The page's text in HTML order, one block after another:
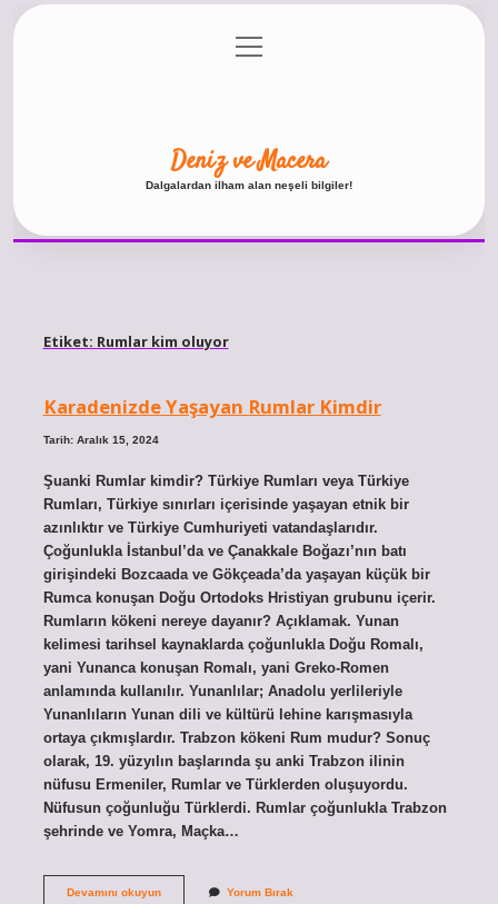
Gizlilik Politikası
menüyü
aç
Deniz ve Macera
Dalgalardan ilham alan neşeli bilgiler!
Etiket: Rumlar kim oluyor
Karadenizde Yaşayan Rumlar Kimdir
Tarih: Aralık 15, 2024
Şuanki Rumlar kimdir? Türkiye Rumları veya Türkiye
Rumları, Türkiye sınırları içerisinde yaşayan etnik bir
azınlıktır ve Türkiye Cumhuriyeti vatandaşlarıdır.
Çoğunlukla İstanbul’da ve Çanakkale Boğazı’nın batı
girişindeki Bozcaada ve Gökçeada’da yaşayan küçük bir
Rumca konuşan Doğu Ortodoks Hristiyan grubunu içerir.
Rumların kökeni nereye dayanır? Açıklamak. Yunan
kelimesi tarihsel kaynaklarda çoğunlukla Doğu Romalı,
yani Yunanca konuşan Romalı, yani Greko-Romen
anlamında kullanılır. Yunanlılar; Anadolu yerlileriyle
Yunanlıların Yunan dili ve kültürü lehine karışmasıyla
ortaya çıkmışlardır. Trabzon kökeni Rum mudur? Sonuç
olarak, 19. yüzyılın başlarında şu anki Trabzon ilinin
nüfusu Ermeniler, Rumlar ve Türklerden oluşuyordu.
Nüfusun çoğunluğu Türklerdi. Rumlar çoğunlukla Trabzon
şehrinde ve Yomra, Maçka…
Devamını okuyunKaradenizdeYorum Bırak